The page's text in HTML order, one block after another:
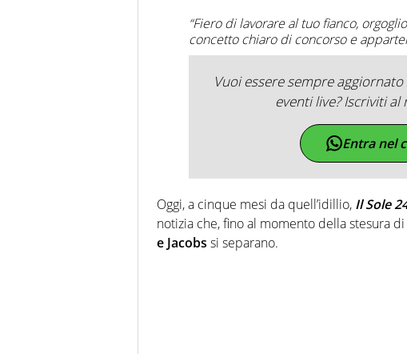
“Fiero di lavorare al tuo fianco,
concetto chiaro di concorso e
Vuoi essere sempre
eventi live? Iscriviti
Entra nel
Oggi, a cinque mesi da quell’idillio, Il Sole
notizia che, fino al momento della stesura
e Jacobs si separano.